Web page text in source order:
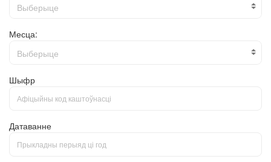
Выберыце
Месца:
Выберыце
Шыфр
Датаванне